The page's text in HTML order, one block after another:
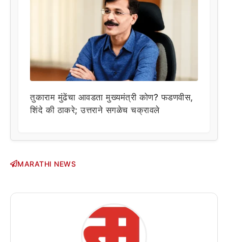
तुकाराम मुंढेंचा आवडता मुख्यमंत्री कोण? फडणवीस,
शिंदे की ठाकरे; उत्तराने सगळेच चक्रावले
MARATHI NEWS